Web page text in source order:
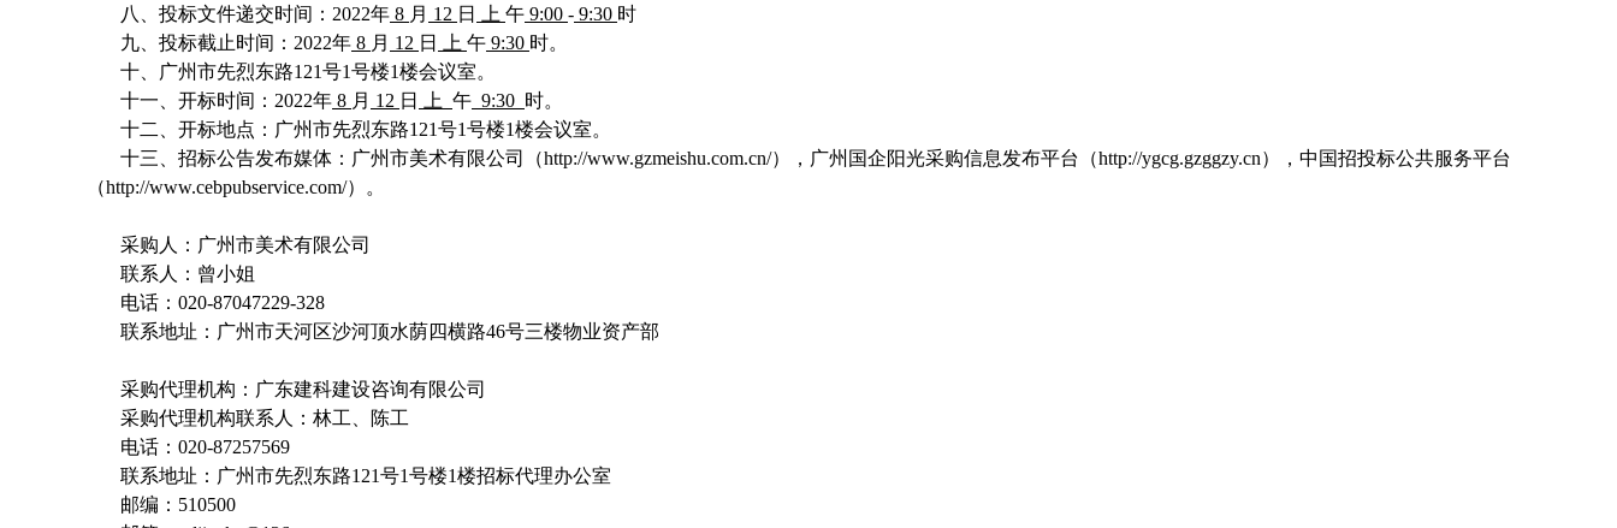
八、投标文件递交时间：2022年 8 月 12 日 上 午 9:00 - 9:30 时
九、投标截止时间：2022年 8 月 12 日 上 午 9:30 时。
十、广州市先烈东路121号1号楼1楼会议室。
十一、开标时间：2022年 8 月 12 日 上 午 9:30 时。
十二、开标地点：广州市先烈东路121号1号楼1楼会议室。
十三、招标公告发布媒体：广州市美术有限公司（http://www.gzmeishu.com.cn/），广州国企阳光采购信息发布平台（http://ygcg.gzggzy.cn），中国招投标公共服务平台
（http://www.cebpubservice.com/）。
采购人：广州市美术有限公司
联系人：曾小姐
电话：020-87047229-328
联系地址：广州市天河区沙河顶水荫四横路46号三楼物业资产部
采购代理机构：广东建科建设咨询有限公司
采购代理机构联系人：林工、陈工
电话：020-87257569
联系地址：广州市先烈东路121号1号楼1楼招标代理办公室
邮编：510500